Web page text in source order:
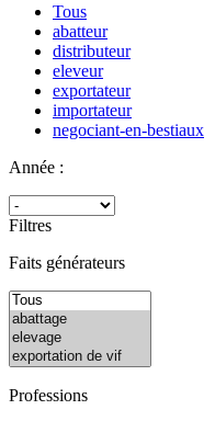
Tous
abatteur
distributeur
eleveur
exportateur
importateur
negociant-en-bestiaux
Année :
Filtres
Faits générateurs
Professions